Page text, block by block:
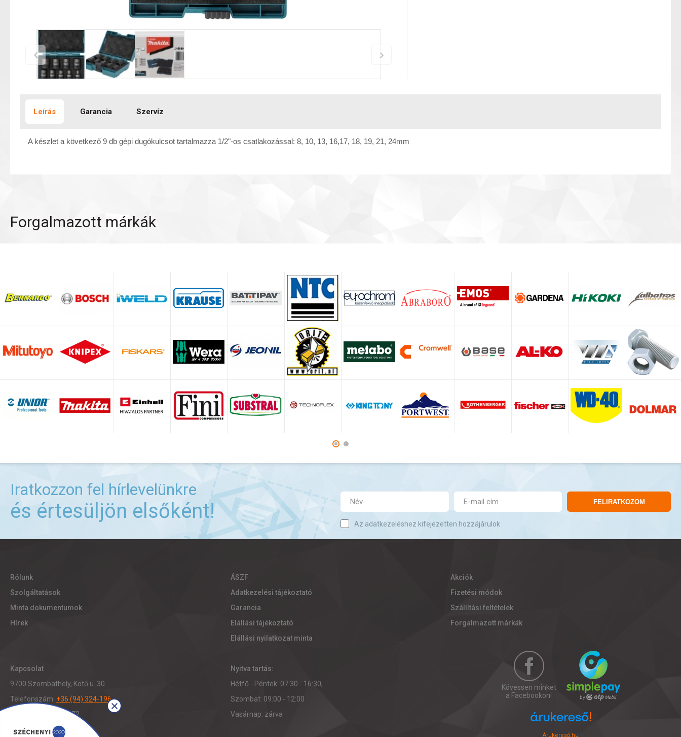
Leírás Garancia Szervíz
A készlet a következő 9 db gépi dugókulcsot tartalmazza 1/2"-os csatlakozással: 8, 10, 13, 16,17, 18, 19, 21, 24mm
Forgalmazott márkák
Iratkozzon fel hírlevelünkre
és értesüljön elsőként! FELIRATKOZOM
Az adatkezeléshez kifejezetten hozzájárulok
Rólunk
Szolgáltatások
Minta dokumentumok
Hírek
ÁSZF
Adatkezelési tájékoztató
Garancia
Elállási tájékoztató
Elállási nyilatkozat minta
Akciók
Fizetési módok
Szállítási feltételek
Forgalmazott márkák
Kapcsolat
9700 Szombathely, Kötő u. 30.
Telefonszám: +36 (94) 324-196
Fax: +36 (94) 321-472
Nyitva tartás:
Hétfő - Péntek: 07:30 - 16:30,
Szombat: 09:00 - 12:00
Vasárnap: zárva
Kövessen minket
a Facebookon!
Árukereső.hu